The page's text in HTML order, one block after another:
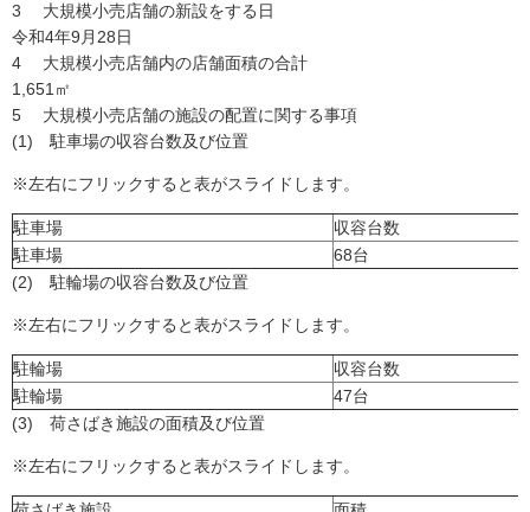
3 大規模小売店舗の新設をする日
令和4年9月28日
4 大規模小売店舗内の店舗面積の合計
1,651㎡
5 大規模小売店舗の施設の配置に関する事項
(1) 駐車場の収容台数及び位置
※左右にフリックすると表がスライドします。
駐車場
収容台数
駐車場
68台
(2) 駐輪場の収容台数及び位置
※左右にフリックすると表がスライドします。
駐輪場
収容台数
駐輪場
47台
(3) 荷さばき施設の面積及び位置
※左右にフリックすると表がスライドします。